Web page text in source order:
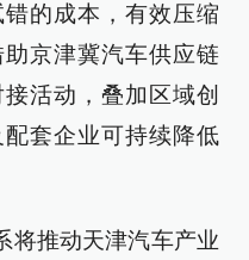
的成本，有效压缩
京津冀汽车供应链
活动，叠加区域创
套企业可持续降低
将推动天津汽车产业